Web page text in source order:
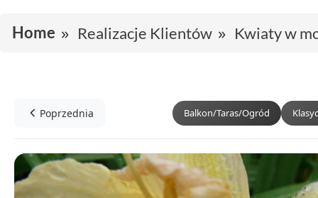
Home Realizacje Klientów Kwiaty w
Poprzednia Balkon/Taras/Ogród